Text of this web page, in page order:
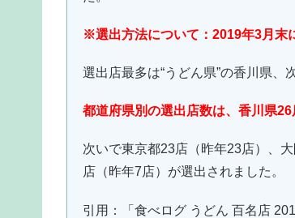
※選出方法について：2019年3月末
選出店最多は“うどん県”の香川県、
都道府県別の選出店数は、香川県26
次いで東京都23店（昨年23店）、
店（昨年7店）が選出されました。
引用：「食べログ うどん 百名店